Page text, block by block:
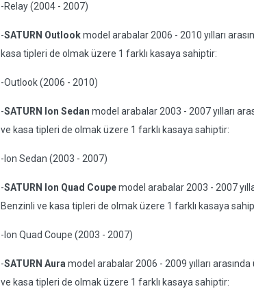
-Relay (2004 - 2007)
-SATURN Outlookmodel arabalar 2006 - 2010 yılları
kasa tipleri de olmak üzere 1 farklı kasaya sahiptir:
-Outlook (2006 - 2010)
-SATURN Ion Sedan model arabalar 2003 - 2007 yılları
ve kasa tipleri de olmak üzere 1 farklı kasaya sahiptir:
-Ion Sedan (2003 - 2007)
-SATURN Ion Quad Coupemodel arabalar 2003 - 2007
Benzinli ve kasa tipleri de olmak üzere 1 farklı kasaya
-Ion Quad Coupe (2003 - 2007)
-SATURN Aura model arabalar 2006 - 2009 yılları
ve kasa tipleri de olmak üzere 1 farklı kasaya sahiptir: